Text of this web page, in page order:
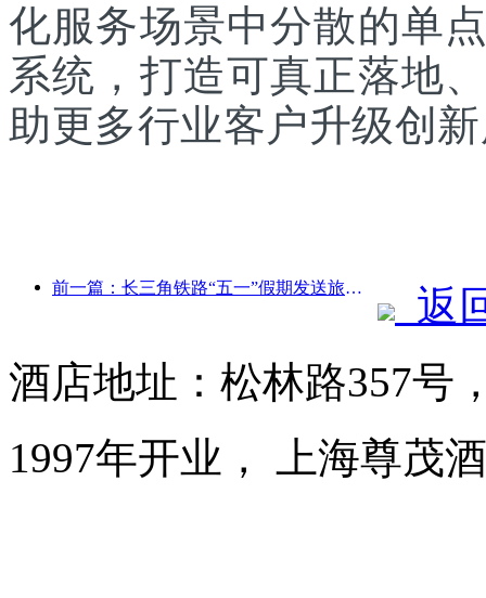
化服务场景中分散的单
系统，打造可真正落地
助更多行业客户升级创
前一篇：长三角铁路“五一”假期发送旅客超2138万人次
返
酒店地址：松林路357号
1997年开业， 上海尊